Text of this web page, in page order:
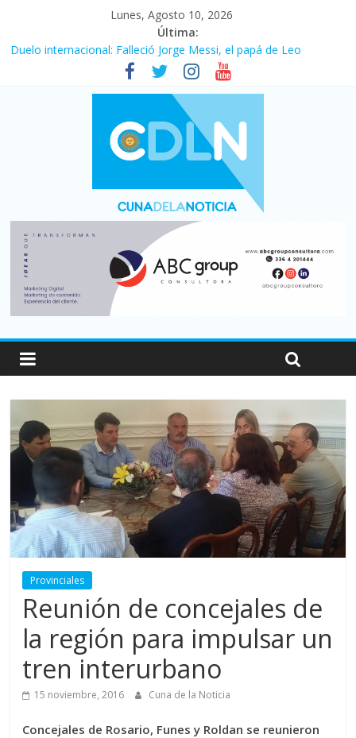
Lunes, Agosto 10, 2026
Última:
Duelo internacional: Falleció Jorge Messi, el papá de Leo
El consumo sigue frenado: las ventas minoristas cayeron 3,8 en
julio y acumulan siete meses en baja
Newell’s cayó 2 a 1 ante Defensa y Justicia en Florencio Varela
por la cuarta fecha del Clausura
El agro argentino logró un récord histórico de exportaciones en
el primer semestre de 2026
La construcción cayó 4,1% en junio y registró su cuarta baja del
Provinciales
Reunión de concejales de
la región para impulsar un
tren interurbano
15 noviembre, 2016 Cuna de la Noticia
Concejales de Rosario, Funes y Roldan se reunieron